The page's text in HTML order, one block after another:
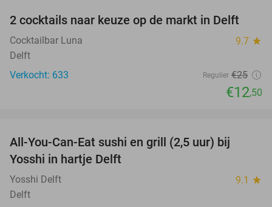
50%
2 cocktails naar keuze op de markt in Delft
Cocktailbar Luna 9.7 star
Delft
Verkocht: 633
Regulier €25
€12,50
All-You-Can-Eat sushi en grill (2,5 uur) bij
Yosshi in hartje Delft
Yosshi Delft 9.1 star
Delft